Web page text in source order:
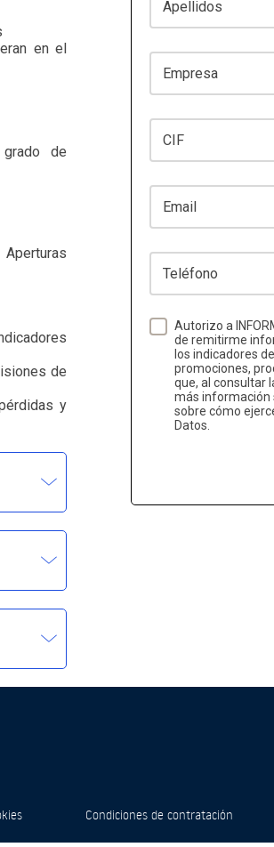
en el
de
de
y
Empresa
CIF
Email
Teléfono
Autorizo a
de remitirme
los indicadores
promociones,
que, al consultar
más información
sobre cómo
Datos.
Condiciones de contratación